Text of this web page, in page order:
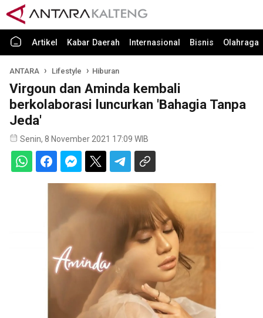
Artikel Kabar Daerah Internasional Bisnis Olahraga
ANTARA Lifestyle Hiburan
Virgoun dan Aminda kembali
berkolaborasi luncurkan 'Bahagia Tanpa
Jeda'
Senin, 8 November 2021 17:09 WIB